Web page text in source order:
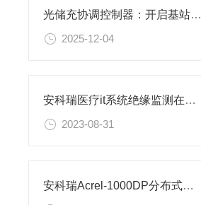
光储充协调控制器：开启基站能源管理的“智慧大脑”时代
2025-12-04
安科瑞医疗it系统绝缘监测在彭世洛医院项目的设计与应用
2023-08-31
安科瑞Acrel-1000DP分布式光伏监控系统在广西大唐至浦北高速高速项目中应用